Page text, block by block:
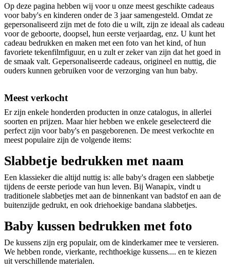
Op deze pagina hebben wij voor u onze meest geschikte cadeaus
voor baby's en kinderen onder de 3 jaar samengesteld. Omdat ze
gepersonaliseerd zijn met de foto die u wilt, zijn ze ideaal als cadeau
voor de geboorte, doopsel, hun eerste verjaardag, enz. U kunt het
cadeau bedrukken en maken met een foto van het kind, of hun
favoriete tekenfilmfiguur, en u zult er zeker van zijn dat het goed in
de smaak valt. Gepersonaliseerde cadeaus, origineel en nuttig, die
ouders kunnen gebruiken voor de verzorging van hun baby.
Meest verkocht
Er zijn enkele honderden producten in onze catalogus, in allerlei
soorten en prijzen. Maar hier hebben we enkele geselecteerd die
perfect zijn voor baby's en pasgeborenen. De meest verkochte en
meest populaire zijn de volgende items:
Slabbetje bedrukken met naam
Een klassieker die altijd nuttig is: alle baby's dragen een slabbetje
tijdens de eerste periode van hun leven. Bij Wanapix, vindt u
traditionele slabbetjes met aan de binnenkant van badstof en aan de
buitenzijde gedrukt, en ook driehoekige bandana slabbetjes.
Baby kussen bedrukken met foto
De kussens zijn erg populair, om de kinderkamer mee te versieren.
We hebben ronde, vierkante, rechthoekige kussens.... en te kiezen
uit verschillende materialen.